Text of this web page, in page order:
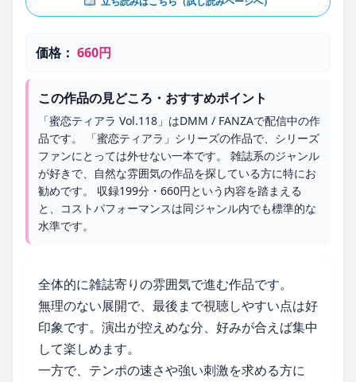
価格： 660円
この作品の見どころ・おすすめポイント
「蜜恋ティアラ Vol.118」はDMM / FANZAで配信中の作
品です。 「蜜恋ティアラ」シリーズの作品で、シリーズ
ファンにとっては外せない一本です。 雑誌系のジャンル
が好きで、自然な雰囲気の作品を探している方に特にお
勧めです。 収録199分・660円という内容を踏まえる
と、コストパフォーマンスは同ジャンル内でも標準的な
水準です。
全体的に雑誌寄りの雰囲気で進む作品です。
無理のない展開で、最後まで視聴しやすい点は好
印象です。演出が控えめな分、好みが合えば集中
して楽しめます。
一方で、テンポの速さや強い刺激を求める方に